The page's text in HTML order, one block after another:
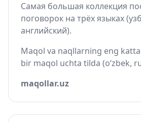
Самая большая коллекция
поговорок на трёх языках
английский).
Maqol va naqllarning eng
bir maqol uchta tilda (o‘zbek,
maqollar.uz